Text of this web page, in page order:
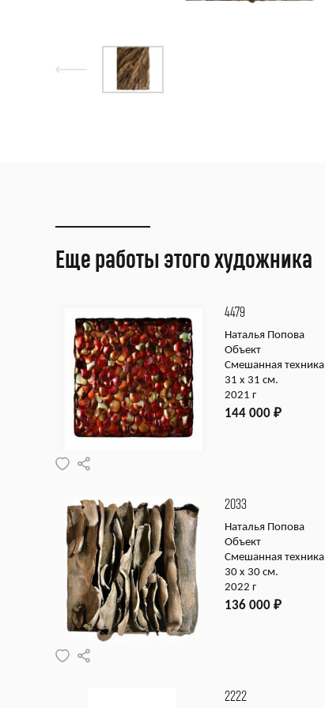
Еще работы этого художника
4479
Наталья Попова
Объект
Смешанная техника
31 х 31 см.
2021 г
144 000 ₽
2033
Наталья Попова
Объект
Смешанная техника
30 х 30 см.
2022 г
136 000 ₽
2222